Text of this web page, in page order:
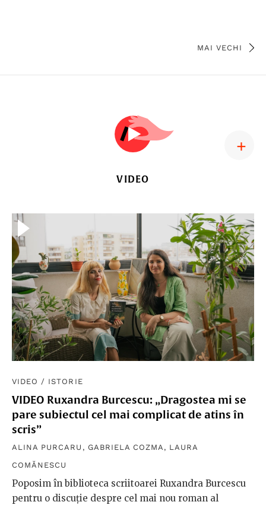
MAI VECHI
VIDEO
VIDEO / ISTORIE
VIDEO Ruxandra Burcescu: „Dragostea mi se
pare subiectul cel mai complicat de atins în
scris”
ALINA PURCARU , GABRIELA COZMA , LAURA
COMĂNESCU
Poposim în biblioteca scriitoarei Ruxandra Burcescu
pentru o discuție despre cel mai nou roman al